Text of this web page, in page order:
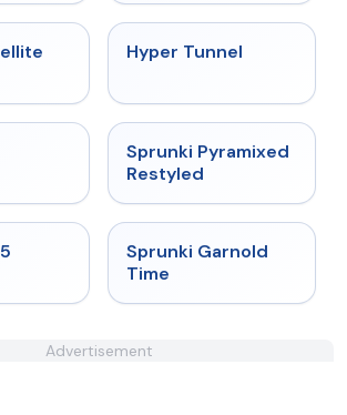
★ 4.4 Hyper Tunnel
★ 4.3
Sprunki Pyramixed
Restyled
★
Sprunki Garnold
Time
Advertisement